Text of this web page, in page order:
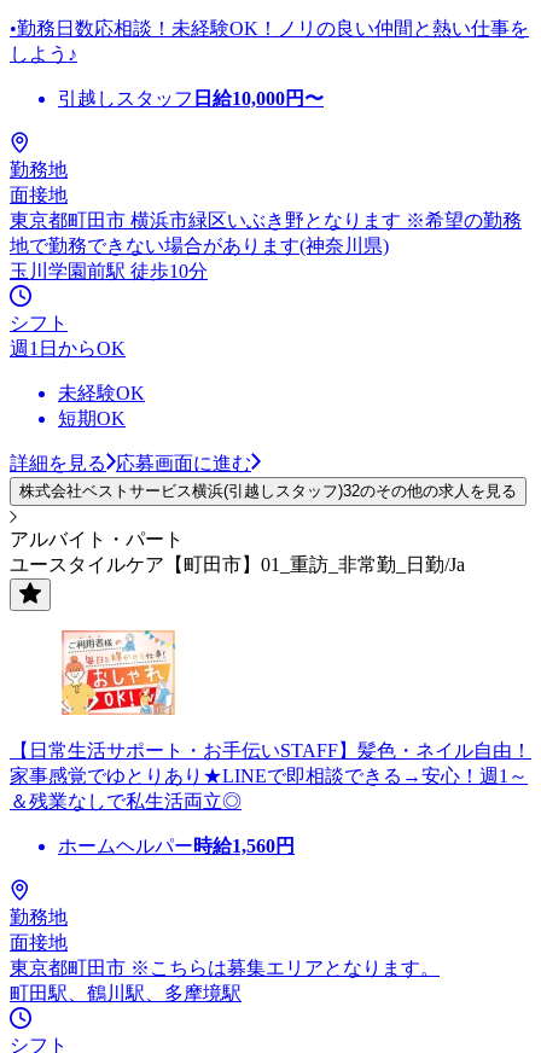
•勤務日数応相談！未経験OK！ノリの良い仲間と熱い仕事を
しよう♪
引越しスタッフ 日給10,000円〜
勤務地
面接地
東京都町田市 横浜市緑区いぶき野となります ※希望の勤務
地で勤務できない場合があります(神奈川県)
玉川学園前駅 徒歩10分
シフト
週1日からOK
未経験OK
短期OK
詳細を見る 応募画面に進む
株式会社ベストサービス横浜(引越しスタッフ)32のその他の求人を見る
アルバイト・パート
ユースタイルケア【町田市】01_重訪_非常勤_日勤/Ja
【日常生活サポート・お手伝いSTAFF】髪色・ネイル自由！
家事感覚でゆとりあり★LINEで即相談できる→安心！週1～
＆残業なしで私生活両立◎
ホームヘルパー時給1,560円
勤務地
面接地
東京都町田市 ※こちらは募集エリアとなります。
町田駅、鶴川駅、多摩境駅
シフト